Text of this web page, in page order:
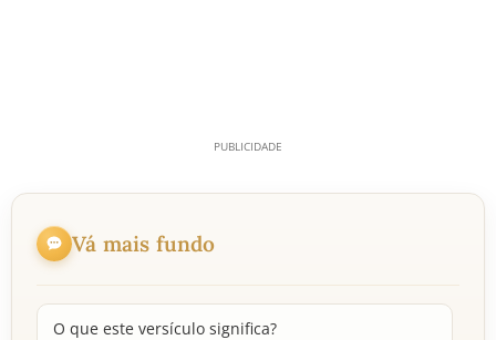
Vá mais fundo
O que este versículo significa?